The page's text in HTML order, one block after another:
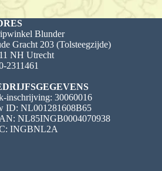
Blunder
Gracht 203 (Tolsteegzijde)
NH Utrecht
2311461
inschrijving: 30060016
ID: NL001281608B65
NL85INGB0004070938
INGBNL2A